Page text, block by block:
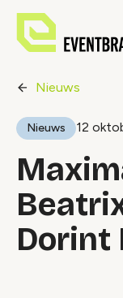
Nieuws
Nieuws 12
Dorint